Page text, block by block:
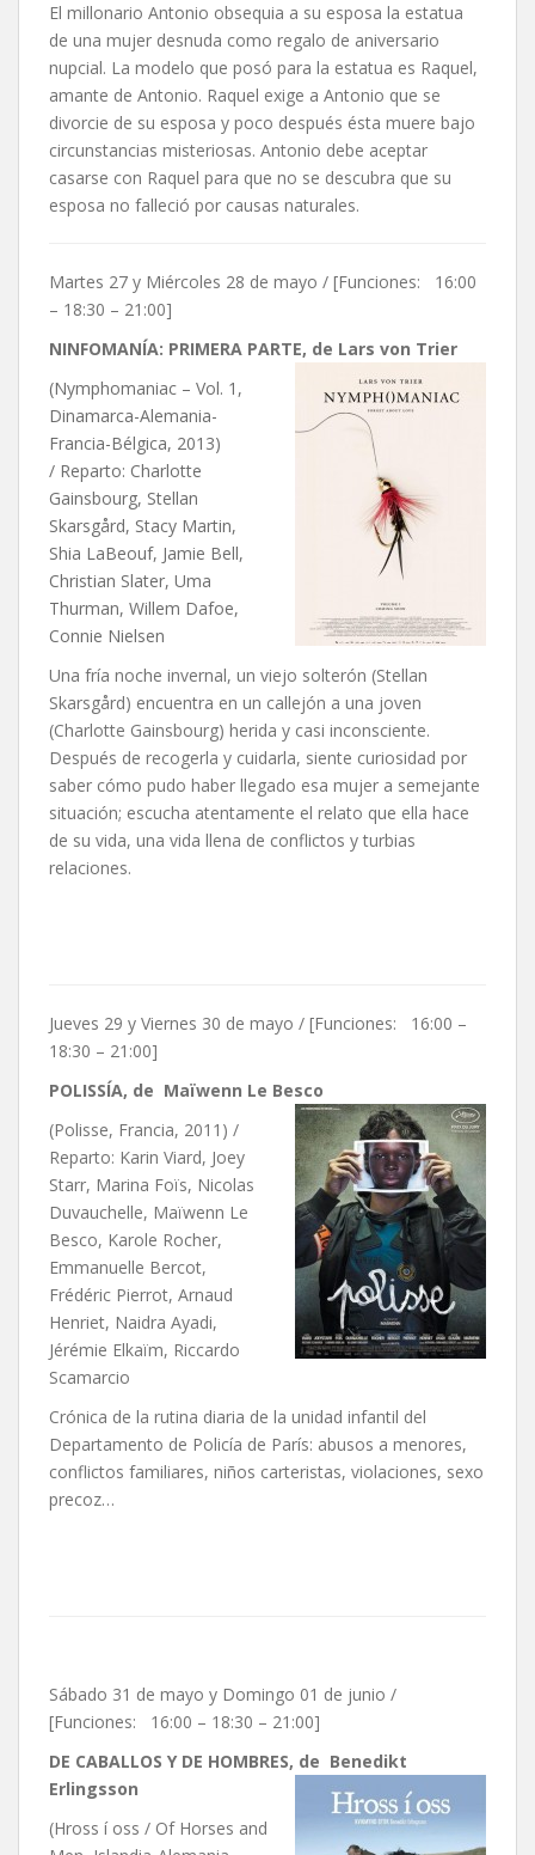
El millonario Antonio obsequia a su esposa la estatua
de una mujer desnuda como regalo de aniversario
nupcial. La modelo que posó para la estatua es Raquel,
amante de Antonio. Raquel exige a Antonio que se
divorcie de su esposa y poco después ésta muere bajo
circunstancias misteriosas. Antonio debe aceptar
casarse con Raquel para que no se descubra que su
esposa no falleció por causas naturales.
Martes 27 y Miércoles 28 de mayo / [Funciones: 16:00
– 18:30 – 21:00]
NINFOMANÍA: PRIMERA PARTE, de Lars von Trier
(Nymphomaniac – Vol. 1,
Dinamarca-Alemania-
Francia-Bélgica, 2013)
/ Reparto: Charlotte
Gainsbourg, Stellan
Skarsgård, Stacy Martin,
Shia LaBeouf, Jamie Bell,
Christian Slater, Uma
Thurman, Willem Dafoe,
Connie Nielsen
Una fría noche invernal, un viejo solterón (Stellan
Skarsgård) encuentra en un callejón a una joven
(Charlotte Gainsbourg) herida y casi inconsciente.
Después de recogerla y cuidarla, siente curiosidad por
saber cómo pudo haber llegado esa mujer a semejante
situación; escucha atentamente el relato que ella hace
de su vida, una vida llena de conflictos y turbias
relaciones.
Jueves 29 y Viernes 30 de mayo / [Funciones: 16:00 –
18:30 – 21:00]
POLISSÍA, de Maïwenn Le Besco
(Polisse, Francia, 2011) /
Reparto: Karin Viard, Joey
Starr, Marina Foïs, Nicolas
Duvauchelle, Maïwenn Le
Besco, Karole Rocher,
Emmanuelle Bercot,
Frédéric Pierrot, Arnaud
Henriet, Naidra Ayadi,
Jérémie Elkaïm, Riccardo
Scamarcio
Crónica de la rutina diaria de la unidad infantil del
Departamento de Policía de París: abusos a menores,
conflictos familiares, niños carteristas, violaciones, sexo
precoz…
Sábado 31 de mayo y Domingo 01 de junio /
[Funciones: 16:00 – 18:30 – 21:00]
DE CABALLOS Y DE HOMBRES, de Benedikt
Erlingsson
(Hross í oss / Of Horses and